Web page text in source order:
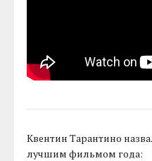
Квентин Тарантино
лучшим фильмом года: